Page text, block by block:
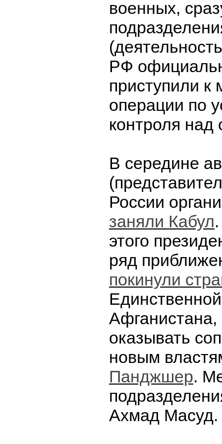
военных,
РФ
приступили к
операции по
контроля над
В середине
России
заняли Кабул
этого
ряд
покинули
Афганистана,
оказывать
новым
Панджшер.
Ахмад Масуд.